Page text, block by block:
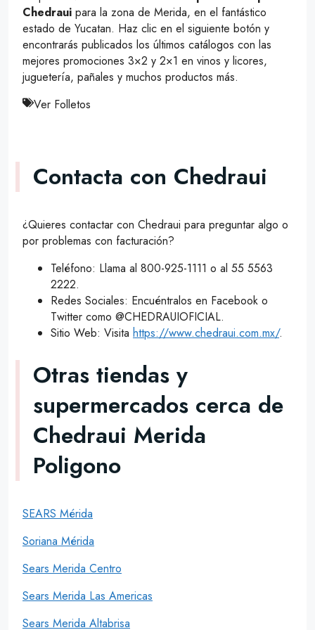
Chedraui para la zona de Merida, en el fantástico
estado de Yucatan. Haz clic en el siguiente botón y
encontrarás publicados los últimos catálogos con las
mejores promociones 3×2 y 2×1 en vinos y licores,
juguetería, pañales y muchos productos más.
Ver Folletos
Contacta con Chedraui
¿Quieres contactar con Chedraui para preguntar algo o
por problemas con facturación?
Teléfono: Llama al 800-925-1111 o al 55 5563
2222.
Redes Sociales: Encuéntralos en Facebook o
Twitter como @CHEDRAUIOFICIAL.
Sitio Web: Visita https://www.chedraui.com.mx/.
Otras tiendas y
supermercados cerca de
Chedraui Merida
Poligono
SEARS Mérida
Soriana Mérida
Sears Merida Centro
Sears Merida Las Americas
Sears Merida Altabrisa